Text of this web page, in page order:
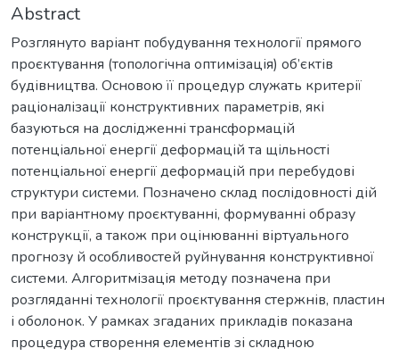
Abstract
Розглянуто варіант побудування технології прямого
проєктування (топологічна оптимізація) об’єктів
будівництва. Основою її процедур служать критерії
раціоналізації конструктивних параметрів, які
базуються на дослідженні трансформацій
потенціальної енергії деформацій та щільності
потенціальної енергії деформацій при перебудові
структури системи. Позначено склад послідовності дій
при варіантному проєктуванні, формуванні образу
конструкції, а також при оцінюванні віртуального
прогнозу й особливостей руйнування конструктивної
системи. Алгоритмізація методу позначена при
розгляданні технології проєктування стержнів, пластин
і оболонок. У рамках згаданих прикладів показана
процедура створення елементів зі складною